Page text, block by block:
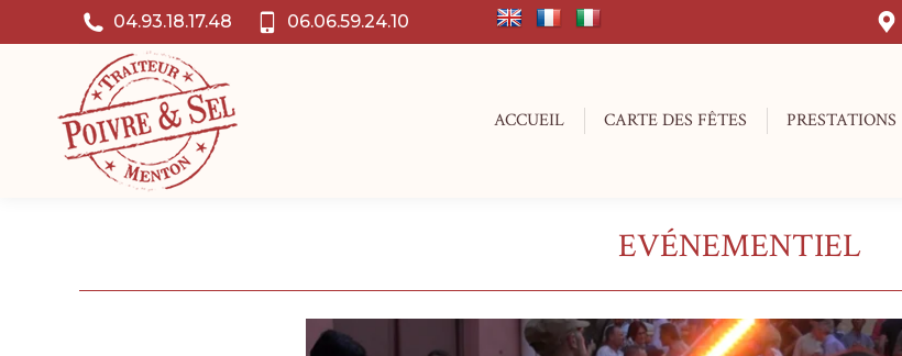
04.93.18.17.48 06.06.59.24.10
ACCUEIL CARTE DES FÊTES PRESTATIONS
EVÉNEMENTIEL